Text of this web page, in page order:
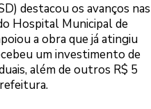
destacou os avanços nas
Hospital Municipal de
a obra que já atingiu
um investimento de
além de outros R$ 5